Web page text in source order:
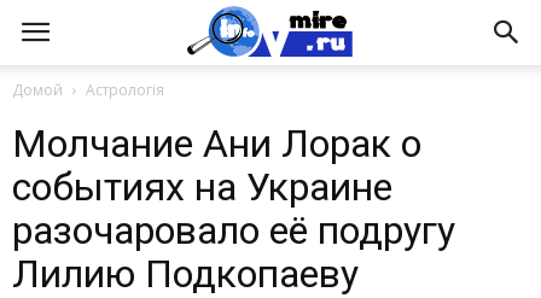
Домой Астрологія
Молчание Ани Лорак о
событиях на Украине
разочаровало её подругу
Лилию Подкопаеву